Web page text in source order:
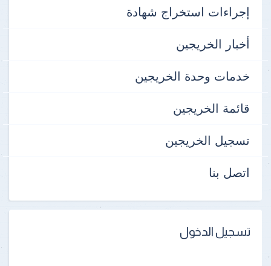
إجراءات استخراج شهادة
أخبار الخريجين
خدمات وحدة الخريجين
قائمة الخريجين
تسجيل الخريجين
اتصل بنا
تسجيل الدخول